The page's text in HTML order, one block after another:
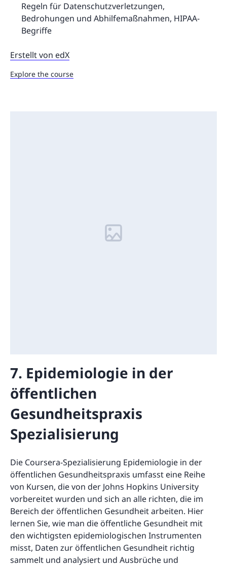
Regeln für Datenschutzverletzungen,
Bedrohungen und Abhilfemaßnahmen, HIPAA-
Begriffe
Erstellt von edX
Explore the course
7. Epidemiologie in der
öffentlichen
Gesundheitspraxis
Spezialisierung
Die Coursera-Spezialisierung Epidemiologie in der
öffentlichen Gesundheitspraxis umfasst eine Reihe
von Kursen, die von der Johns Hopkins University
vorbereitet wurden und sich an alle richten, die im
Bereich der öffentlichen Gesundheit arbeiten. Hier
lernen Sie, wie man die öffentliche Gesundheit mit
den wichtigsten epidemiologischen Instrumenten
misst, Daten zur öffentlichen Gesundheit richtig
sammelt und analysiert und Ausbrüche und